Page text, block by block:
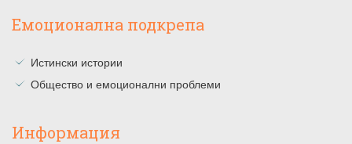
Емоционална подкрепа
Истински истории
Общество и емоционални проблеми
Информация